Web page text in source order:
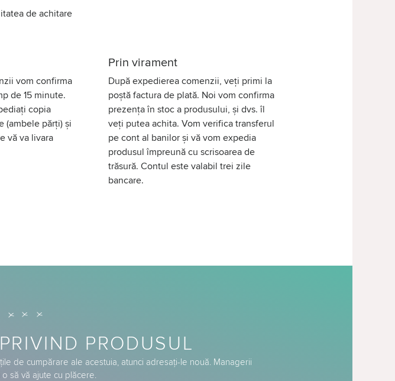
de achitare
vom confirma
de 15 minute.
copia
(ambele părți) și
vă va livara
Prin virament
După expedierea comenzii, veți primi la
poștă factura de plată. Noi vom confirma
prezența în stoc a produsului, și dvs. îl
veți putea achita. Vom verifica transferul
pe cont al banilor și vă vom expedia
produsul împreună cu scrisoarea de
trăsură. Contul este valabil trei zile
bancare.
PRODUSUL
de cumpărare ale acestuia, atunci adresați-le nouă. Managerii
o să vă ajute cu plăcere.